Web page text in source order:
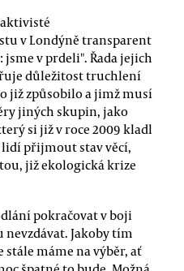
v Londýně transparent
v prdeli". Řada jejich
důležitost truchlení
již způsobilo a jimž musí
jiných skupin, jako
si již v roce 2009 kladl
přijmout stav věcí,
již ekologická krize
pokračovat v boji
nevzdávat. Jakoby tím
máme na výběr, ať